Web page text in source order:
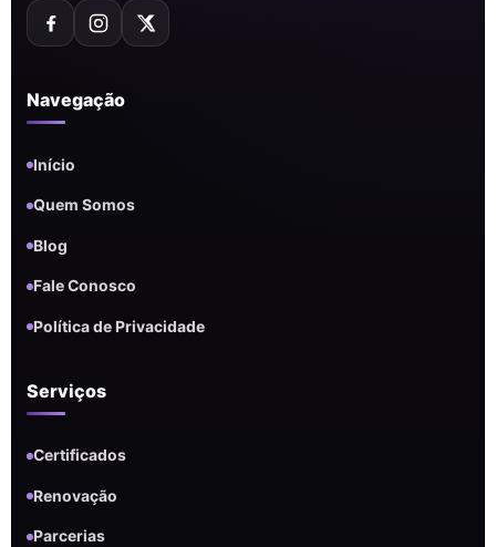
Navegação
Início
Quem Somos
Blog
Fale Conosco
Política de Privacidade
Serviços
Certificados
Renovação
Parcerias